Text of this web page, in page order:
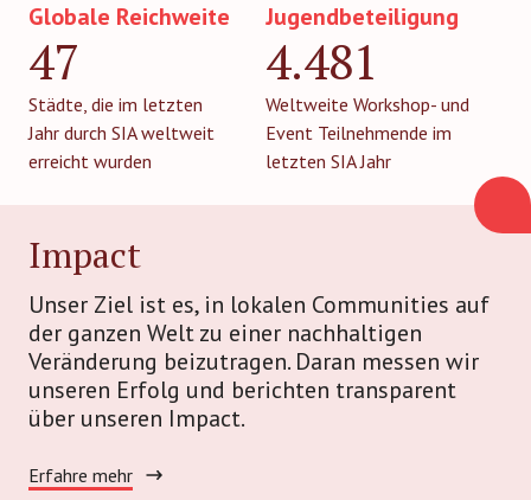
Globale Reichweite
47
Städte, die im letzten
Jahr durch SIA weltweit
erreicht wurden
Jugendbeteiligung
4.481
Weltweite Workshop- und
Event Teilnehmende im
letzten SIA Jahr
Impact
Unser Ziel ist es, in lokalen Communities auf
der ganzen Welt zu einer nachhaltigen
Veränderung beizutragen. Daran messen wir
unseren Erfolg und berichten transparent
über unseren Impact.
Erfahre mehr